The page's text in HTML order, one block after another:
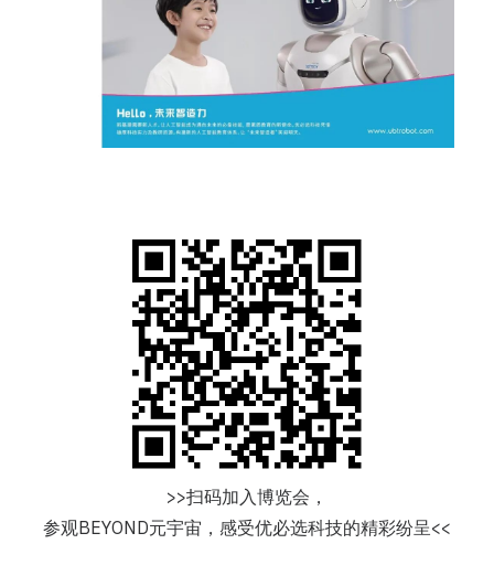
>>扫码加入博览会，
参观BEYOND元宇宙，感受优必选科技的精彩纷呈<<